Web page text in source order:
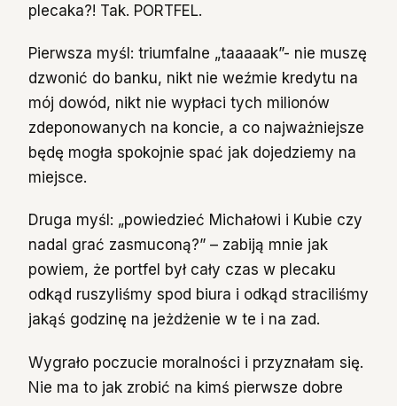
plecaka?! Tak. PORTFEL.
Pierwsza myśl: triumfalne „taaaaak”- nie muszę
dzwonić do banku, nikt nie weźmie kredytu na
mój dowód, nikt nie wypłaci tych milionów
zdeponowanych na koncie, a co najważniejsze
będę mogła spokojnie spać jak dojedziemy na
miejsce.
Druga myśl: „powiedzieć Michałowi i Kubie czy
nadal grać zasmuconą?” – zabiją mnie jak
powiem, że portfel był cały czas w plecaku
odkąd ruszyliśmy spod biura i odkąd straciliśmy
jakąś godzinę na jeżdżenie w te i na zad.
Wygrało poczucie moralności i przyznałam się.
Nie ma to jak zrobić na kimś pierwsze dobre